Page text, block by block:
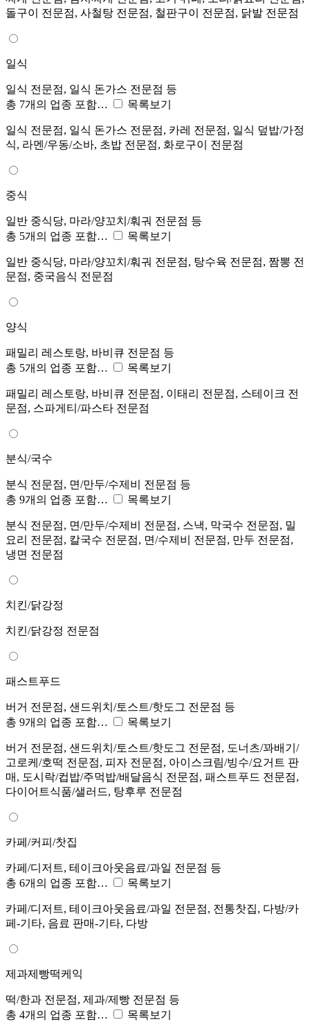
돌구이 전문점, 사철탕 전문점, 철판구이 전문점, 닭발 전문점
일식
일식 전문점, 일식 돈가스 전문점 등
총 7개의 업종 포함…
목록보기
일식 전문점, 일식 돈가스 전문점, 카레 전문점, 일식 덮밥/가정
식, 라멘/우동/소바, 초밥 전문점, 화로구이 전문점
중식
일반 중식당, 마라/양꼬치/훠궈 전문점 등
총 5개의 업종 포함…
목록보기
일반 중식당, 마라/양꼬치/훠궈 전문점, 탕수육 전문점, 짬뽕 전
문점, 중국음식 전문점
양식
패밀리 레스토랑, 바비큐 전문점 등
총 5개의 업종 포함…
목록보기
패밀리 레스토랑, 바비큐 전문점, 이태리 전문점, 스테이크 전
문점, 스파게티/파스타 전문점
분식/국수
분식 전문점, 면/만두/수제비 전문점 등
총 9개의 업종 포함…
목록보기
분식 전문점, 면/만두/수제비 전문점, 스낵, 막국수 전문점, 밀
요리 전문점, 칼국수 전문점, 면/수제비 전문점, 만두 전문점,
냉면 전문점
치킨/닭강정
치킨/닭강정 전문점
패스트푸드
버거 전문점, 샌드위치/토스트/핫도그 전문점 등
총 9개의 업종 포함…
목록보기
버거 전문점, 샌드위치/토스트/핫도그 전문점, 도너츠/꽈배기/
고로케/호떡 전문점, 피자 전문점, 아이스크림/빙수/요거트 판
매, 도시락/컵밥/주먹밥/배달음식 전문점, 패스트푸드 전문점,
다이어트식품/샐러드, 탕후루 전문점
카페/커피/찻집
카페/디저트, 테이크아웃음료/과일 전문점 등
총 6개의 업종 포함…
목록보기
카페/디저트, 테이크아웃음료/과일 전문점, 전통찻집, 다방/카
페-기타, 음료 판매-기타, 다방
제과제빵떡케익
떡/한과 전문점, 제과/제빵 전문점 등
총 4개의 업종 포함…
목록보기